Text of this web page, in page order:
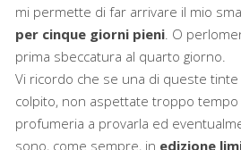
mi permette di far arrivare il mio
per cinque giorni pieni. O
prima sbeccatura al quarto giorno.
Vi ricordo che se una di queste
colpito, non aspettate troppo tempo
profumeria a provarla ed
sono, come sempre, in edizione